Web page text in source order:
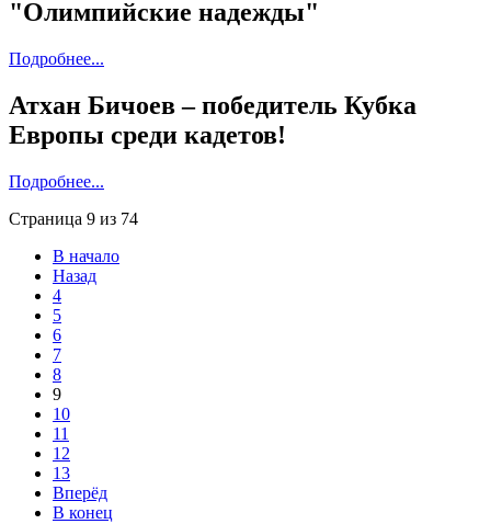
"Олимпийские надежды"
Подробнее...
Атхан Бичоев – победитель Кубка
Европы среди кадетов!
Подробнее...
Страница 9 из 74
В начало
Назад
4
5
6
7
8
9
10
11
12
13
Вперёд
В конец